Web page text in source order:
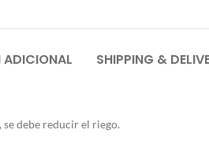
ADICIONAL SHIPPING &
debe reducir el riego.